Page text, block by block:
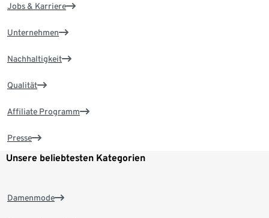
Jobs & Karriere
Unternehmen
Nachhaltigkeit
Qualität
Affiliate Programm
Presse
Unsere beliebtesten Kategorien
Damenmode